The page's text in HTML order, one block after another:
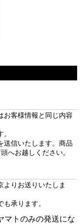
お客様情報と同じ内容
信いたします。商品
へお越しください。
よりお送りいたしま
承ります。
マトのみの発送にな